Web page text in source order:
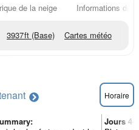
de la neige Informations du
3937ft (Base) Cartes météo
Horaire
Jours 4-